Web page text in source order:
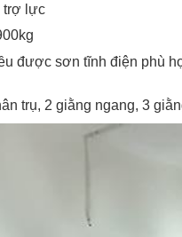
trợ lực
được sơn tĩnh điện phù
trụ, 2 giằng ngang, 3